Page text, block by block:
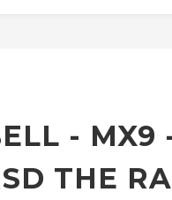
- MX9
THE